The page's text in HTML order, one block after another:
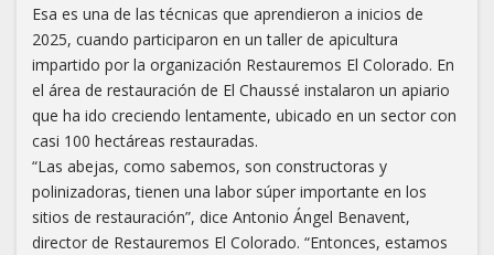
Esa es una de las técnicas que aprendieron a inicios de
2025, cuando participaron en un taller de apicultura
impartido por la organización Restauremos El Colorado. En
el área de restauración de El Chaussé instalaron un apiario
que ha ido creciendo lentamente, ubicado en un sector con
casi 100 hectáreas restauradas.
“Las abejas, como sabemos, son constructoras y
polinizadoras, tienen una labor súper importante en los
sitios de restauración”, dice Antonio Ángel Benavent,
director de Restauremos El Colorado. “Entonces, estamos